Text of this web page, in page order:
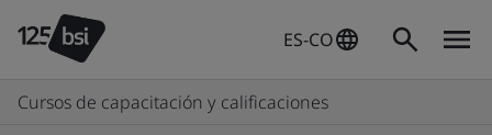
ES-CO
Cursos de capacitación y calificaciones